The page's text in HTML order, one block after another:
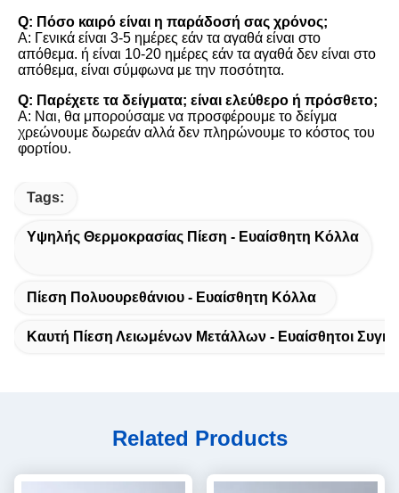
Q: Πόσο καιρό είναι η παράδοσή σας χρόνος;
Α: Γενικά είναι 3-5 ημέρες εάν τα αγαθά είναι στο
απόθεμα. ή είναι 10-20 ημέρες εάν τα αγαθά δεν είναι στο
απόθεμα, είναι σύμφωνα με την ποσότητα.
Q: Παρέχετε τα δείγματα; είναι ελεύθερο ή πρόσθετο;
Α: Ναι, θα μπορούσαμε να προσφέρουμε το δείγμα
χρεώνουμε δωρεάν αλλά δεν πληρώνουμε το κόστος του
φορτίου.
Tags:
Υψηλής Θερμοκρασίας Πίεση - Ευαίσθητη Κόλλα
Πίεση Πολυουρεθάνιου - Ευαίσθητη Κόλλα
Καυτή Πίεση Λειωμένων Μετάλλων - Ευαίσθητοι
Related Products